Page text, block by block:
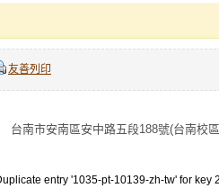
友善列印
台南市安南區安中路五段188號(台南
entry '1035-pt-10139-zh-tw' for key